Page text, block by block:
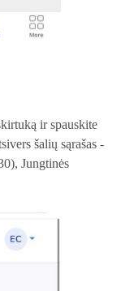
ir spauskite
šalių sąrašas -
Jungtinės